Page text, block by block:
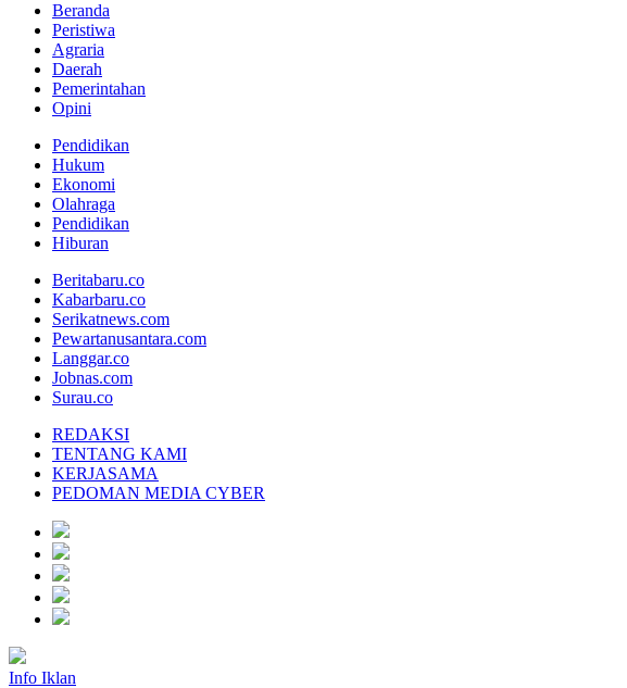
Beranda
Peristiwa
Agraria
Daerah
Pemerintahan
Opini
Pendidikan
Hukum
Ekonomi
Olahraga
Pendidikan
Hiburan
Beritabaru.co
Kabarbaru.co
Serikatnews.com
Pewartanusantara.com
Langgar.co
Jobnas.com
Surau.co
REDAKSI
TENTANG KAMI
KERJASAMA
PEDOMAN MEDIA CYBER
Info Iklan